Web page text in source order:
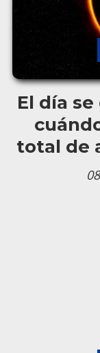
El día
total de